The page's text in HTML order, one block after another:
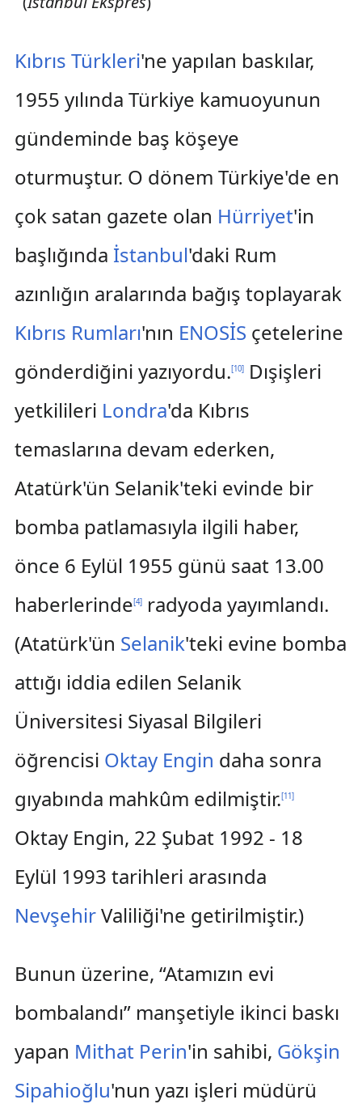
Kıbrıs Türkleri'ne yapılan baskılar,
1955 yılında Türkiye kamuoyunun
gündeminde baş köşeye
oturmuştur. O dönem Türkiye'de en
çok satan gazete olan Hürriyet'in
başlığında İstanbul'daki Rum
azınlığın aralarında bağış toplayarak
Kıbrıs Rumları'nın ENOSİS çetelerine
gönderdiğini yazıyordu.[10]Dışişleri
yetkilileri Londra'da Kıbrıs
temaslarına devam ederken,
Atatürk'ün Selanik'teki evinde bir
bomba patlamasıyla ilgili haber,
önce 6 Eylül 1955 günü saat 13.00
haberlerinde[4]radyoda yayımlandı.
(Atatürk'ün Selanik'teki evine bomba
attığı iddia edilen Selanik
Üniversitesi Siyasal Bilgileri
öğrencisi Oktay Engin daha sonra
gıyabında mahkûm edilmiştir.[11]
Oktay Engin, 22 Şubat 1992 - 18
Eylül 1993 tarihleri arasında
NevşehirValiliği'ne getirilmiştir.)
Bunun üzerine, “Atamızın evi
bombalandı” manşetiyle ikinci baskı
yapan Mithat Perin'in sahibi, Gökşin
Sipahioğlu'nun yazı işleri müdürü